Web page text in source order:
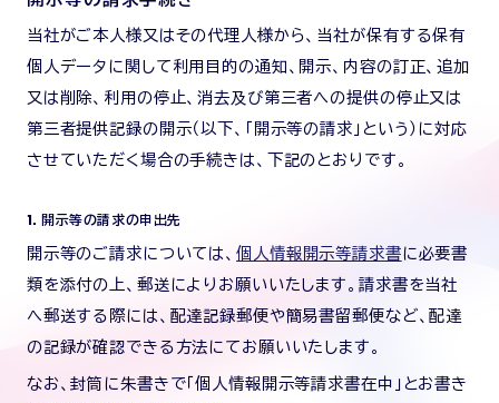
当社がご本人様又はその代理人様から、当社が保有する保有
個人データに関して利用目的の通知、開示、内容の訂正、追加
又は削除、利用の停止、消去及び第三者への提供の停止又は
第三者提供記録の開示（以下、「開示等の請求」という）に対応
させていただく場合の手続きは、下記のとおりです。
1．開示等の請求の申出先
開示等のご請求については、個人情報開示等請求書に必要書
類を添付の上、郵送によりお願いいたします。請求書を当社
へ郵送する際には、配達記録郵便や簡易書留郵便など、配達
の記録が確認できる方法にてお願いいたします。
なお、封筒に朱書きで「個人情報開示等請求書在中」とお書き